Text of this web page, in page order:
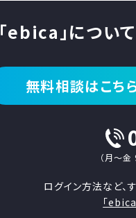
「ebica」につい
無料相談はこち
（月〜
ログイン方法など、
「